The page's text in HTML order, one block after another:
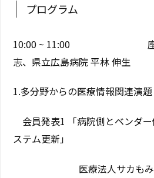
プログラム
10:00 ~ 11:00 座長:広
志、県立広島病院 平林 伸生
1.多分野からの医療情報関連演題
会員発表1 「病院側とベンダ
ステム更新」
医療法人サカもみの木